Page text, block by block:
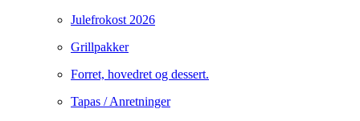
Julefrokost 2026
Grillpakker
Forret, hovedret og dessert.
Tapas / Anretninger